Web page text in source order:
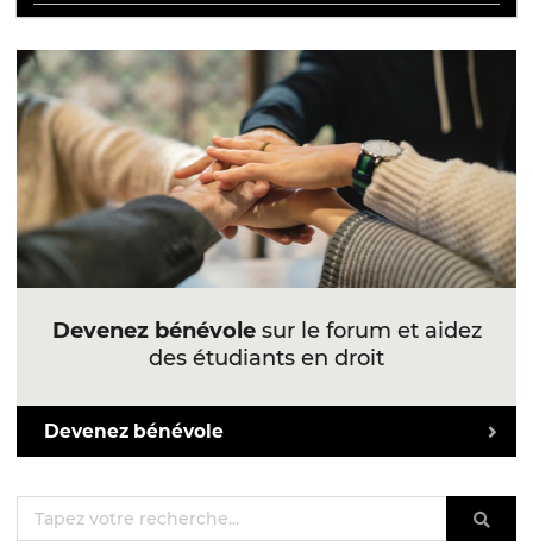
Devenez bénévolesur le forum et aidez
des étudiants en droit
Devenez bénévole